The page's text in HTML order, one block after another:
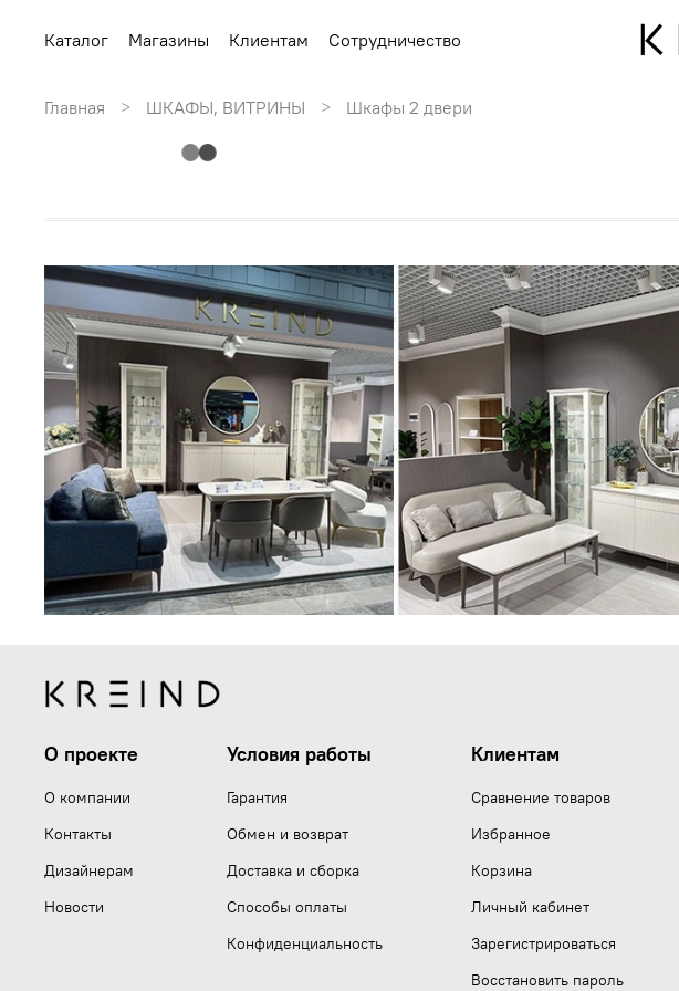
Каталог Магазины Клиентам Сотрудничество
Главная ШКАФЫ, ВИТРИНЫ Шкафы 2 двери
О проекте
О компании
Контакты
Дизайнерам
Новости
Условия работы
Гарантия
Обмен и возврат
Доставка и сборка
Способы оплаты
Конфиденциальность
Клиентам
Сравнение товаров
Избранное
Корзина
Личный кабинет
Зарегистрироваться
Восстановить пароль